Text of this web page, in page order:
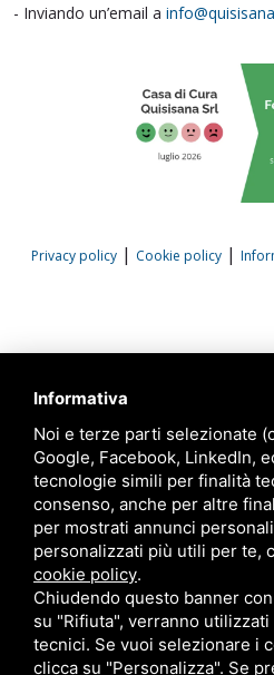
- Inviando un’email a
Privacy policy| Cookie policy|
Informativa
Noi e terze parti selezionate
Google, Facebook, LinkedIn,
tecnologie simili per finalità
consenso, anche per altre
per mostrati annunci
personalizzati più utili per te,
cookie policy.
Chiudendo questo banner
su "Rifiuta", verranno
tecnici. Se vuoi selezionare i
clicca su "Personalizza". Se